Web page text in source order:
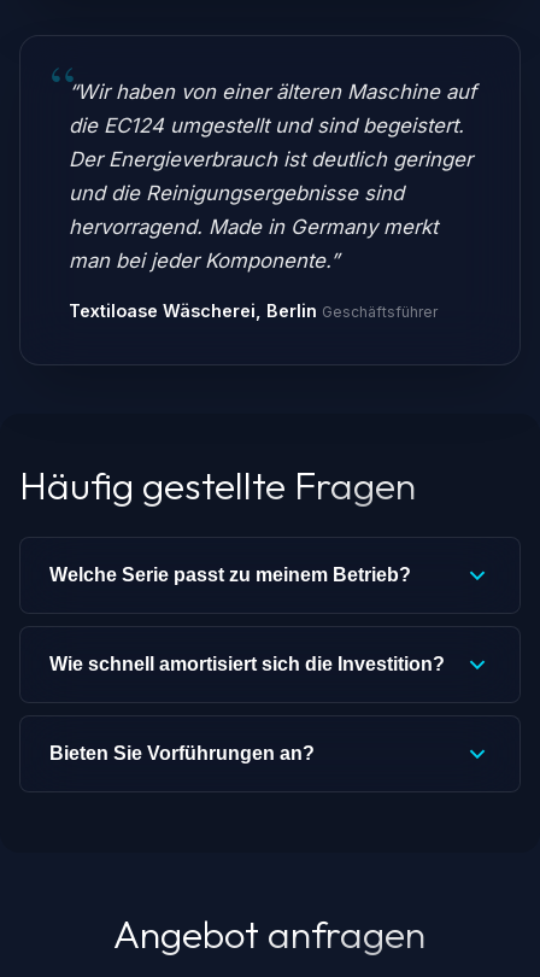
“Wir haben von einer älteren Maschine auf
die EC124 umgestellt und sind begeistert.
Der Energieverbrauch ist deutlich geringer
und die Reinigungsergebnisse sind
hervorragend. Made in Germany merkt
man bei jeder Komponente.”
Textiloase Wäscherei, Berlin Geschäftsführer
Häufig gestellte Fragen
Welche Serie passt zu meinem Betrieb?
Wie schnell amortisiert sich die Investition?
Bieten Sie Vorführungen an?
Angebot anfragen